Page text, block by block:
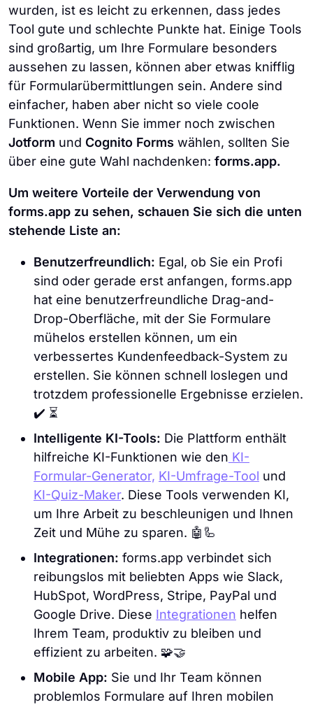
wurden, ist es leicht zu erkennen, dass jedes
Tool gute und schlechte Punkte hat. Einige Tools
sind großartig, um Ihre Formulare besonders
aussehen zu lassen, können aber etwas knifflig
für Formularübermittlungen sein. Andere sind
einfacher, haben aber nicht so viele coole
Funktionen. Wenn Sie immer noch zwischen
Jotform und Cognito Forms wählen, sollten Sie
über eine gute Wahl nachdenken: forms.app.
Um weitere Vorteile der Verwendung von
forms.app zu sehen, schauen Sie sich die unten
stehende Liste an:
Benutzerfreundlich: Egal, ob Sie ein Profi
sind oder gerade erst anfangen, forms.app
hat eine benutzerfreundliche Drag-and-
Drop-Oberfläche, mit der Sie Formulare
mühelos erstellen können, um ein
verbessertes Kundenfeedback-System zu
erstellen. Sie können schnell loslegen und
trotzdem professionelle Ergebnisse erzielen.
✔️ ⏳
Intelligente KI-Tools: Die Plattform enthält
hilfreiche KI-Funktionen wie den KI-
Formular-Generator, KI-Umfrage-Tool und
KI-Quiz-Maker. Diese Tools verwenden KI,
um Ihre Arbeit zu beschleunigen und Ihnen
Zeit und Mühe zu sparen. 🤖🦾
Integrationen: forms.app verbindet sich
reibungslos mit beliebten Apps wie Slack,
HubSpot, WordPress, Stripe, PayPal und
Google Drive. Diese Integrationen helfen
Ihrem Team, produktiv zu bleiben und
effizient zu arbeiten. 🧩🤝
Mobile App: Sie und Ihr Team können
problemlos Formulare auf Ihren mobilen